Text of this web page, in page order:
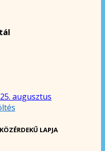
augusztus
LAPJA